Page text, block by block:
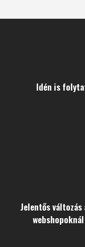
Idén is
Jelentős